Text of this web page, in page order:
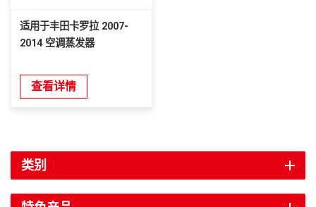
适用于丰田卡罗拉 2007-
2014 空调蒸发器
查看详情
类别